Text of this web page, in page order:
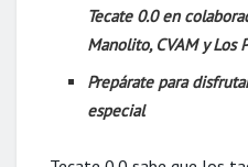
Tecate 0.0 en
Manolito, CVAM y Los
Prepárate para
especial